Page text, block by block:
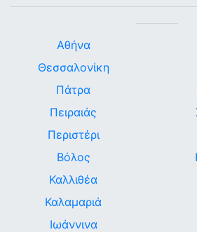
Αθήνα
Θεσσαλονίκη
Πάτρα
Πειραιάς
Περιστέρι
Βόλος
Καλλιθέα
Καλαμαριά
Ιωάννινα